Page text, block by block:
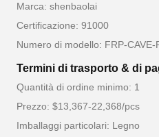
Marca: shenbaolai
Certificazione: 91000
Numero di modello: FRP-CAVE-
Termini di trasporto & di
Quantità di ordine minimo: 1
Prezzo: $13,367-22,368/pcs
Imballaggi particolari: Legno